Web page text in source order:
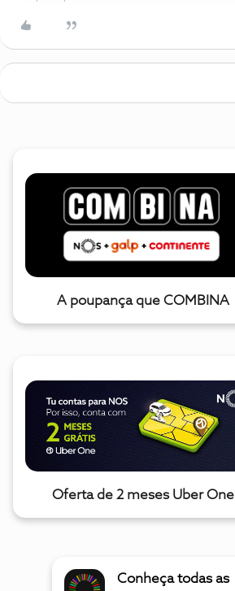
A poupança que COMBINA
Oferta de 2 meses Uber One
Conheça todas as